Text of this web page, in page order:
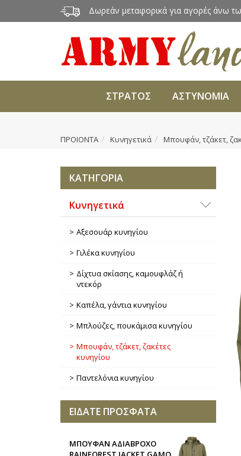
Δωρεάν μεταφορικά για αγορές άνω
ΣΤΡΑΤΟΣ ΑΣΤΥΝΟΜΙΑ
ΠΡΟΙΟΝΤΑ Κυνηγετικά Μπουφάν, τζάκετ,
ΚΑΤΗΓΟΡΙΑ
Κυνηγετικά
Αξεσουάρ κυνηγίου
Γιλέκα κυνηγίου
Δίχτυα σκίασης, καμουφλάζ ή
ντεκόρ
Καπέλα, γάντια κυνηγίου
Μπλούζες, πουκάμισα κυνηγίου
Μπουφάν, τζάκετ, ζακέτες
κυνηγίου
Παντελόνια κυνηγίου
ΕΙΔΑΤΕ ΠΡΟΣΦΑΤΑ
ΜΠΟΥΦΑΝ ΑΔΙΑΒΡΟΧΟ